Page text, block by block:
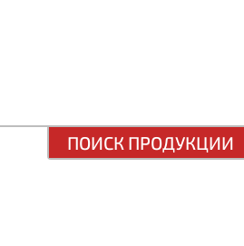
ПОИСК ПРОДУКЦИИ